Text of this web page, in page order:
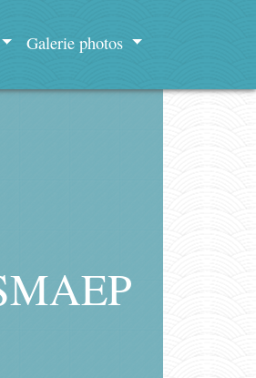
Galerie photos